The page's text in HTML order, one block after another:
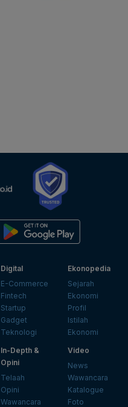
Digital
E-Commerce
Fintech
Startup
Gadget
Teknologi
Ekonopedia
Sejarah
Ekonomi
Profil
Istilah
Ekonomi
In-Depth &
Opini
Telaah
Opini
Wawancara
Video
News
Wawancara
Katalogue
Foto